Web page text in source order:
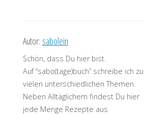
Autor: sabolein
Schön, dass Du hier bist.
Auf “sabo(tage)buch” schreibe ich zu
vielen unterschiedlichen Themen.
Neben Alltäglichem findest Du hier
jede Menge Rezepte aus